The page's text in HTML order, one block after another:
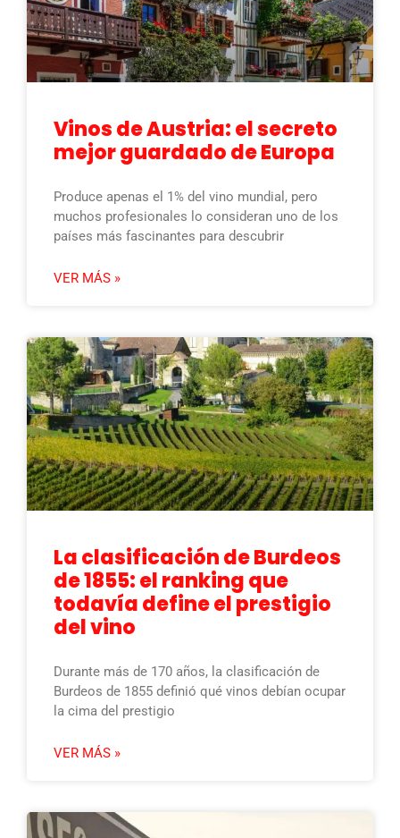
Vinos de Austria: el secreto
mejor guardado de Europa
Produce apenas el 1% del vino mundial, pero
muchos profesionales lo consideran uno de los
países más fascinantes para descubrir
VER MÁS »
La clasificación de Burdeos
de 1855: el ranking que
todavía define el prestigio
del vino
Durante más de 170 años, la clasificación de
Burdeos de 1855 definió qué vinos debían ocupar
la cima del prestigio
VER MÁS »